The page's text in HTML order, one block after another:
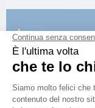
CATALOGARE
Scopri la
nuova guida